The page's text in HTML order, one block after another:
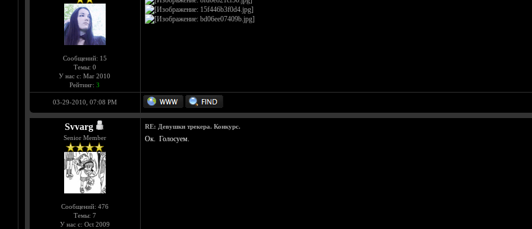
Сообщений: 15
Темы: 0
У нас с: Mar 2010
Рейтинг: 3
03-29-2010, 07:08 PM
Svvarg
Senior Member
Сообщений: 476
Темы: 7
У нас с: Oct 2009
RE: Девушки трекера. Конкурс.
Ок. Голосуем.